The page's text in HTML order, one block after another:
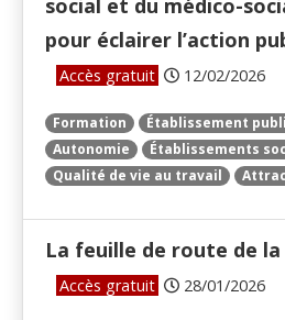
social et du médico-
pour éclairer l’action
Accès gratuit 12/02/2026
Formation Établissement
Autonomie
Établissements
Qualité de vie au travail
La feuille de route de
Accès gratuit 28/01/2026